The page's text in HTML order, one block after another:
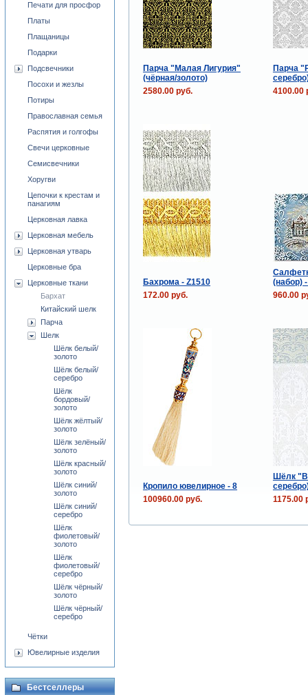
Парча "Малая Лигурия"
(чёрная/золото)
Парча
2580.00 руб.
4100.00
Бахрома - Z1510
(набор)
172.00 руб.
960.00
Кропило ювелирное - 8
Шёлк
100960.00 руб.
1175.00
Печати для просфор
Платы
Плащаницы
Подарки
Подсвечники
Посохи и жезлы
Потиры
Православная семья
Распятия и голгофы
Свечи церковные
Семисвечники
Хоругви
Цепочки к крестам и
панагиям
Церковная лавка
Церковная мебель
Церковная утварь
Церковные бра
Церковные ткани
Бархат
Китайский шелк
Парча
Шелк
Шёлк белый/
золото
Шёлк белый/
серебро
Шёлк
бордовый/
золото
Шёлк жёлтый/
золото
Шёлк зелёный/
золото
Шёлк красный/
золото
Шёлк синий/
золото
Шёлк синий/
серебро
Шёлк
фиолетовый/
золото
Шёлк
фиолетовый/
серебро
Шёлк чёрный/
золото
Шёлк чёрный/
серебро
Чётки
Ювелирные изделия
Бестселлеры